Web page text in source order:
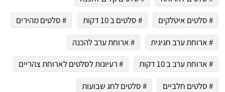
# סלטים איטלקים
# סלטים ב 10 דקות
# סלטים מהירים
# ארוחת ערב חגיגית
# ארוחת ערב להכנה
# ארוחת ערב ב 10 דקות
# רעיונות לסלטים לארוחת צהריים
# סלטים חלביים
# סלטים לחג שבועות